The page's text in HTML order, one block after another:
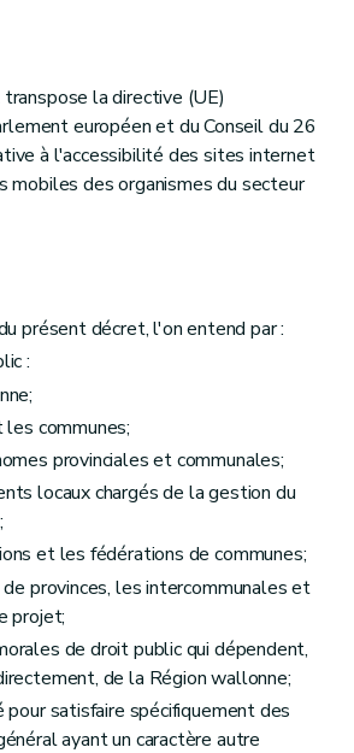
la directive (UE)
européen et du Conseil du 26
à l'accessibilité des sites internet
mobiles des organismes du secteur
présent décret, l'on entend par :
:
communes;
provinciales et communales;
locaux chargés de la gestion du
et les fédérations de communes;
provinces, les intercommunales et
projet;
de droit public qui dépendent,
de la Région wallonne;
pour satisfaire spécifiquement des
ayant un caractère autre